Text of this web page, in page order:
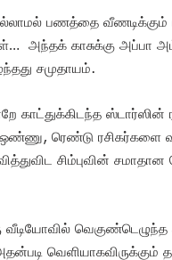
பணத்தை வீணடிக்கும்
அந்தக் காசுக்கு அப்பா
சமுதாயம்.
ஸ்டார்ஸின்
ரெண்டு ரசிகர்களை
சிம்புவின்
வீடியோவில் வெகுண்டெழுந்த
வெளியாகவிருக்கும்